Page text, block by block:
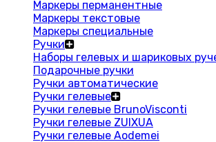
Маркеры перманентные
Маркеры текстовые
Маркеры специальные
Ручки
Наборы гелевых и шариковых
Подарочные ручки
Ручки автоматические
Ручки гелевые
Ручки гелевые BrunoVisconti
Ручки гелевые ZUIXUA
Ручки гелевые Aodemei